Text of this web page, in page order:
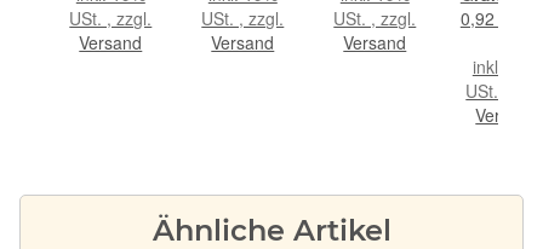
mm stark)
USt. , zzgl.
Versand
(3,5-4 mm
stark)
USt. , zzgl.
Versand
stark)
USt. , zzgl.
Versand
ca. 98
0,92 €
inkl. 19%
USt. ,
Versand
Ähnliche Artikel